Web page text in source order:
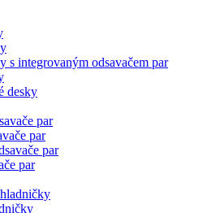
s integrovaným odsavačem par
desky
par
par
par
par